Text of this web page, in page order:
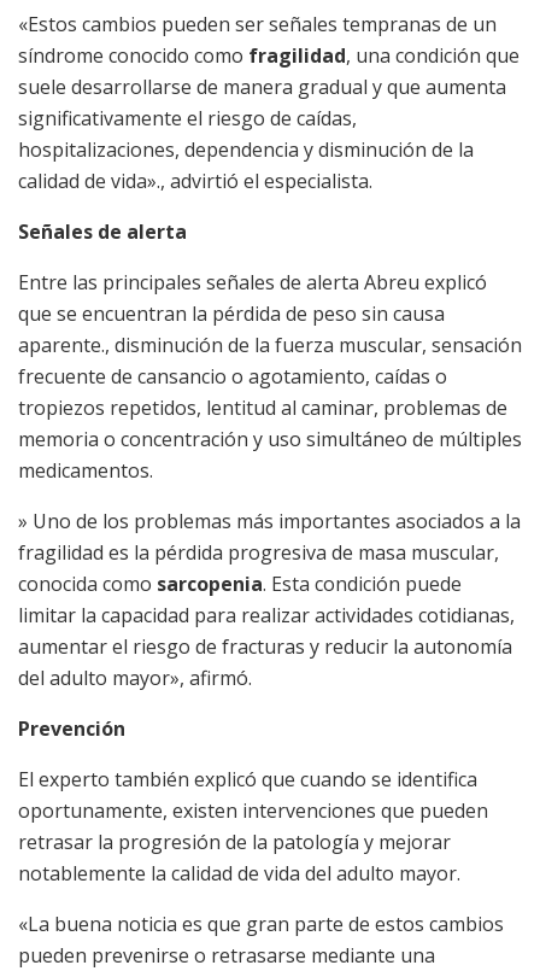
«Estos cambios pueden ser señales tempranas de un
síndrome conocido como fragilidad, una condición que
suele desarrollarse de manera gradual y que aumenta
significativamente el riesgo de caídas,
hospitalizaciones, dependencia y disminución de la
calidad de vida»., advirtió el especialista.
Señales de alerta
Entre las principales señales de alerta Abreu explicó
que se encuentran la pérdida de peso sin causa
aparente., disminución de la fuerza muscular, sensación
frecuente de cansancio o agotamiento, caídas o
tropiezos repetidos, lentitud al caminar, problemas de
memoria o concentración y uso simultáneo de múltiples
medicamentos.
» Uno de los problemas más importantes asociados a la
fragilidad es la pérdida progresiva de masa muscular,
conocida como sarcopenia. Esta condición puede
limitar la capacidad para realizar actividades cotidianas,
aumentar el riesgo de fracturas y reducir la autonomía
del adulto mayor», afirmó.
Prevención
El experto también explicó que cuando se identifica
oportunamente, existen intervenciones que pueden
retrasar la progresión de la patología y mejorar
notablemente la calidad de vida del adulto mayor.
«La buena noticia es que gran parte de estos cambios
pueden prevenirse o retrasarse mediante una